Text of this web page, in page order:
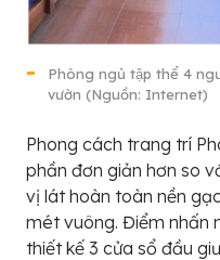
Phòng ngủ tập thể 4
vườn (Nguồn: Internet)
Phong cách trang trí
phần đơn giản hơn so
vị lát hoàn toàn nền
mét vuông. Điểm nhấn
thiết kế 3 cửa sổ đầu